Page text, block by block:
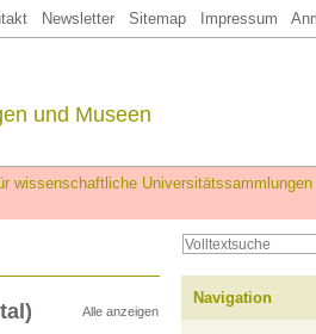
Newsletter Sitemap Impressum
und Museen
wissenschaftliche
Alle anzeigen
Navigation